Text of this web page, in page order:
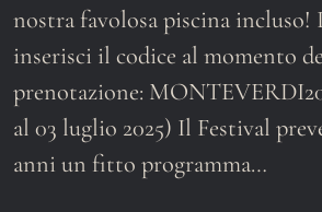
nostra favolosa piscina incluso!
inserisci il codice al momento
prenotazione:
al 03 luglio 2025) Il Festival
anni un fitto programma…